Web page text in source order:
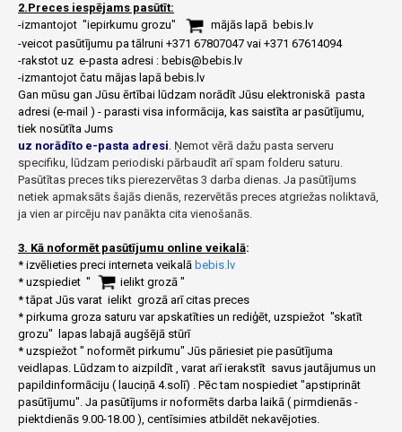
2.Preces iespējams pasūtīt:
-izmantojot "iepirkumu grozu"
mājās lapā bebis.lv
-veicot pasūtījumu pa tālruni +371 67807047 vai +371 67614094
-rakstot uz e-pasta adresi : bebis@bebis.lv
-izmantojot čatu mājas lapā bebis.lv
Gan mūsu gan Jūsu ērtībai lūdzam norādīt Jūsu elektroniskā pasta
adresi (e-mail ) - parasti visa informācija, kas saistīta ar pasūtījumu,
tiek nosūtīta Jums
uz norādīto e-pasta adresi Ņemot vērā dažu pasta serveru
specifiku, lūdzam periodiski pārbaudīt arī spam folderu saturu.
Pasūtītas preces tiks pierezervētas 3 darba dienas. Ja pasūtījums
netiek apmaksāts šajās dienās, rezervētās preces atgriežas noliktavā,
ja vien ar pircēju nav panākta cita vienošanās.
3. Kā noformēt pasūtījumu online veikalā:
* izvēlieties preci interneta veikalā bebis.lv
* uzspiediet "
ielikt grozā "
* tāpat Jūs varat ielikt grozā arī citas preces
* pirkuma groza saturu var apskatīties un rediģēt, uzspiežot "skatīt
grozu" lapas labajā augšējā stūrī
* uzspiežot " noformēt pirkumu" Jūs pāriesiet pie pasūtījuma
veidlapas. Lūdzam to aizpildīt , varat arī ierakstīt savus jautājumus un
papildinformāciju ( lauciņā 4.solī) . Pēc tam nospiediet "apstiprināt
pasūtījumu". Ja pasūtījums ir noformēts darba laikā ( pirmdienās -
piektdienās 9.00-18.00 ), centīsimies atbildēt nekavējoties.